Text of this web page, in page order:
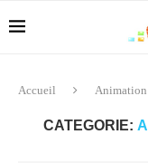
Accueil
CATEGORIE: